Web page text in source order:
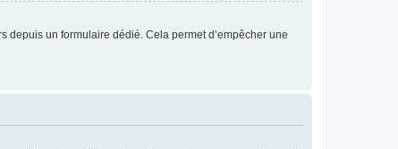
un formulaire dédié. Cela permet d’empêcher une